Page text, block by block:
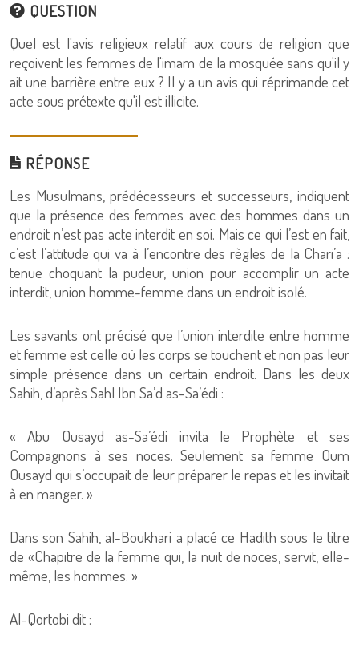
QUESTION
Quel est l'avis religieux relatif aux cours de religion que
reçoivent les femmes de l'imam de la mosquée sans qu'il y
ait une barrière entre eux ? Il y a un avis qui réprimande cet
acte sous prétexte qu'il est illicite.
RÉPONSE
Les Musulmans, prédécesseurs et successeurs, indiquent
que la présence des femmes avec des hommes dans un
endroit n’est pas acte interdit en soi. Mais ce qui l’est en fait,
c’est l’attitude qui va à l’encontre des règles de la Chari’a :
tenue choquant la pudeur, union pour accomplir un acte
interdit, union homme-femme dans un endroit isolé.
Les savants ont précisé que l’union interdite entre homme
et femme est celle où les corps se touchent et non pas leur
simple présence dans un certain endroit. Dans les deux
Sahih, d’après Sahl Ibn Sa’d as-Sa’édi :
« Abu Ousayd as-Sa’édi invita le Prophète et ses
Compagnons à ses noces. Seulement sa femme Oum
Ousayd qui s’occupait de leur préparer le repas et les invitait
à en manger. »
Dans son Sahih, al-Boukhari a placé ce Hadith sous le titre
de «Chapitre de la femme qui, la nuit de noces, servit, elle-
même, les hommes. »
Al-Qortobi dit :